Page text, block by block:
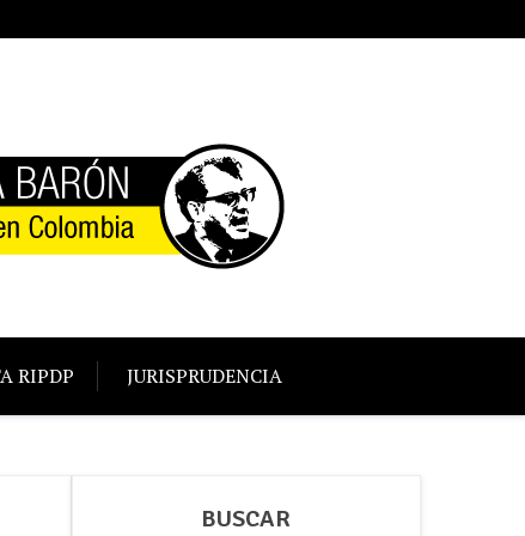
RIPDP JURISPRUDENCIA
BUSCAR